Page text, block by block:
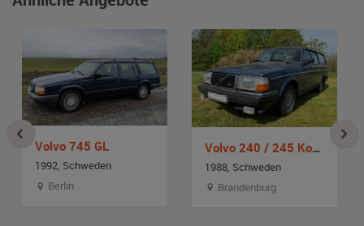
Volvo 745 GL
1992, Schweden
Berlin
Volvo 240 / 245 Kombi
1988, Schweden
Brandenburg